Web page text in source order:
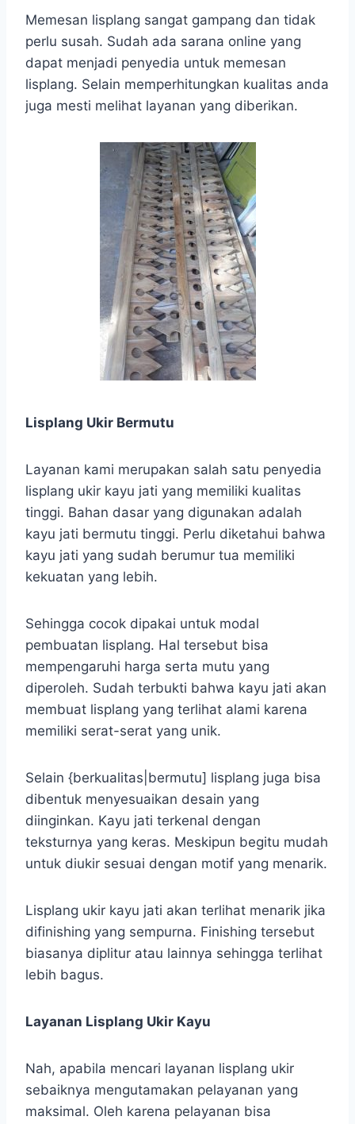
Memesan lisplang sangat gampang dan tidak
perlu susah. Sudah ada sarana online yang
dapat menjadi penyedia untuk memesan
lisplang. Selain memperhitungkan kualitas anda
juga mesti melihat layanan yang diberikan.
Lisplang Ukir Bermutu
Layanan kami merupakan salah satu penyedia
lisplang ukir kayu jati yang memiliki kualitas
tinggi. Bahan dasar yang digunakan adalah
kayu jati bermutu tinggi. Perlu diketahui bahwa
kayu jati yang sudah berumur tua memiliki
kekuatan yang lebih.
Sehingga cocok dipakai untuk modal
pembuatan lisplang. Hal tersebut bisa
mempengaruhi harga serta mutu yang
diperoleh. Sudah terbukti bahwa kayu jati akan
membuat lisplang yang terlihat alami karena
memiliki serat-serat yang unik.
Selain {berkualitas|bermutu] lisplang juga bisa
dibentuk menyesuaikan desain yang
diinginkan. Kayu jati terkenal dengan
teksturnya yang keras. Meskipun begitu mudah
untuk diukir sesuai dengan motif yang menarik.
Lisplang ukir kayu jati akan terlihat menarik jika
difinishing yang sempurna. Finishing tersebut
biasanya diplitur atau lainnya sehingga terlihat
lebih bagus.
Layanan Lisplang Ukir Kayu
Nah, apabila mencari layanan lisplang ukir
sebaiknya mengutamakan pelayanan yang
maksimal. Oleh karena pelayanan bisa